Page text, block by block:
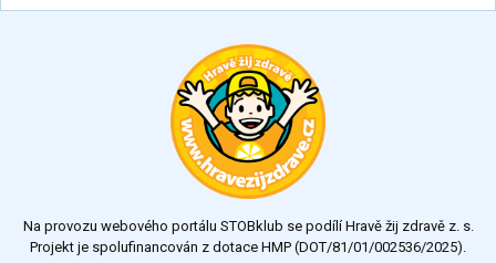
Na provozu webového portálu STOBklub se podílí Hravě žij zdravě z. s.
Projekt je spolufinancován z dotace HMP (DOT/81/01/002536/2025).